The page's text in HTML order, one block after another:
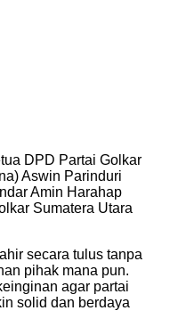
DPD Partai Golkar
Aswin Parinduri
Amin Harahap
Sumatera Utara
secara tulus tanpa
pihak mana pun.
agar partai
solid dan berdaya